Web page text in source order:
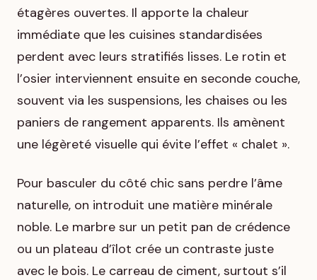
étagères ouvertes. Il apporte la chaleur
immédiate que les cuisines standardisées
perdent avec leurs stratifiés lisses. Le rotin et
l’osier interviennent ensuite en seconde couche,
souvent via les suspensions, les chaises ou les
paniers de rangement apparents. Ils amènent
une légèreté visuelle qui évite l’effet « chalet ».
Pour basculer du côté chic sans perdre l’âme
naturelle, on introduit une matière minérale
noble. Le marbre sur un petit pan de crédence
ou un plateau d’îlot crée un contraste juste
avec le bois. Le carreau de ciment, surtout s’il